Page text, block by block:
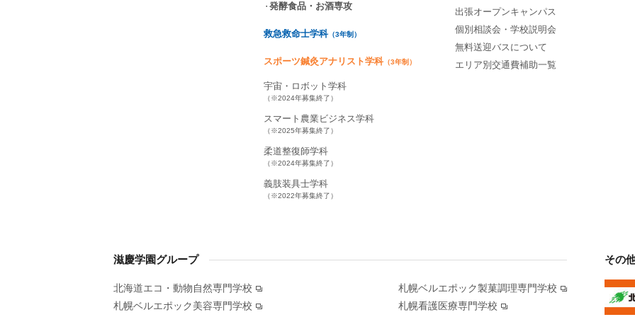
発酵食品・お酒専攻
救急救命士学科（3年制）
スポーツ鍼灸アナリスト学科（3年制）
宇宙・ロボット学科
（※2024年募集終了）
スマート農業ビジネス学科
（※2025年募集終了）
柔道整復師学科
（※2024年募集終了）
義肢装具士学科
（※2022年募集終了）
出張オープンキャンパス
個別相談会・学校説明会
無料送迎バスについて
エリア別交通費補助一覧
滋慶学園グループ
北海道エコ・動物自然専門学校
札幌ベルエポック美容専門学校
札幌ベルエポック製菓調理専門学校
札幌看護医療専門学校
その